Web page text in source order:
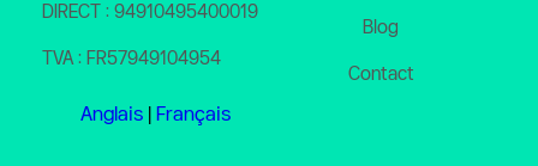
DIRECT : 94910495400019
TVA : FR57949104954
Anglais | Français
Blog
Contact